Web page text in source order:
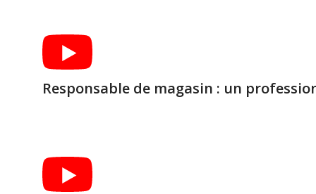
Responsable de magasin : un